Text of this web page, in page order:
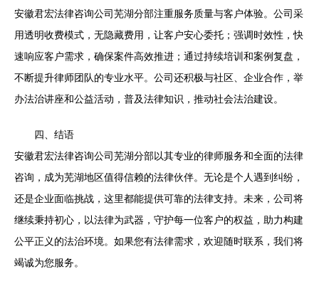
安徽君宏法律咨询公司芜湖分部注重服务质量与客户体验。公司采
用透明收费模式，无隐藏费用，让客户安心委托；强调时效性，快
速响应客户需求，确保案件高效推进；通过持续培训和案例复盘，
不断提升律师团队的专业水平。公司还积极与社区、企业合作，举
办法治讲座和公益活动，普及法律知识，推动社会法治建设。
四、结语
安徽君宏法律咨询公司芜湖分部以其专业的律师服务和全面的法律
咨询，成为芜湖地区值得信赖的法律伙伴。无论是个人遇到纠纷，
还是企业面临挑战，这里都能提供可靠的法律支持。未来，公司将
继续秉持初心，以法律为武器，守护每一位客户的权益，助力构建
公平正义的法治环境。如果您有法律需求，欢迎随时联系，我们将
竭诚为您服务。